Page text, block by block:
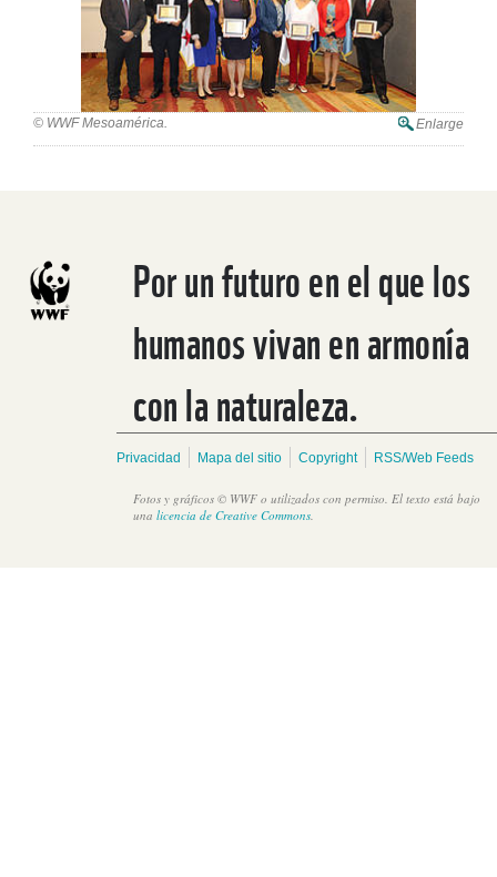
© WWF Mesoamérica. Enlarge
Por un futuro en el que los
humanos vivan en armonía
con la naturaleza.
Privacidad Mapa del sitio Copyright RSS/Web Feeds
Fotos y gráficos © WWF o utilizados con permiso. El texto está bajo
una licencia de Creative Commons.